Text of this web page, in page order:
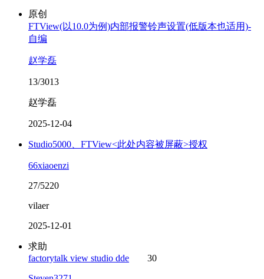
原创
FTView(以10.0为例)内部报警铃声设置(低版本也适用)-
自编
赵学磊
13/3013
赵学磊
2025-12-04
Studio5000、FTView<此处内容被屏蔽>授权
66xiaoenzi
27/5220
vilaer
2025-12-01
求助
factorytalk view studio dde
30